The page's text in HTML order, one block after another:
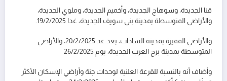
قنا الجديدة، وسوهاج الجديدة، وأخميم الجديدة، وملوي الجديدة،
والأراضي المتوسطة بمدينة بني سويف الجديدة، غدا 19/2/2025.
والأراضي المميزة بمدينة السادات، بعد غد 20/2/2025، والأراضي
المتوسطة بمدينة برج العرب الجديدة، يوم 26/2/2025
وأضاف أنه بالنسبة للقرعة العلنية لوحدات جنة وأراضي الإسكان الأكثر